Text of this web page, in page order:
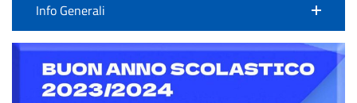
Info Generali